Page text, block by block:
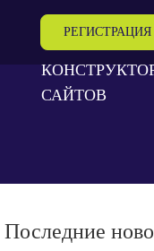
РЕГИСТРАЦИЯ
САЙТОВ
Последние